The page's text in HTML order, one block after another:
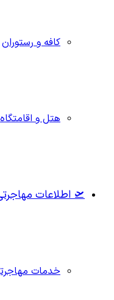
کافه و رستوران
هتل و اقامتگاه
🛫 اطلاعات مهاجرتی
خدمات مهاجرتی